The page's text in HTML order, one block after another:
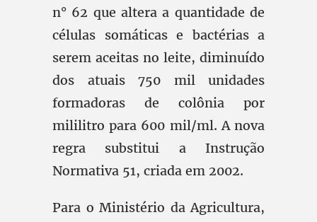
n° 62 que altera a quantidade de
células somáticas e bactérias a
serem aceitas no leite, diminuído
dos atuais 750 mil unidades
formadoras de colônia por
mililitro para 600 mil/ml. A nova
regra substitui a Instrução
Normativa 51, criada em 2002.
Para o Ministério da Agricultura,